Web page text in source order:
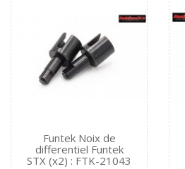
Funtek Noix de
differentiel Funtek
STX (x2) : FTK-21043